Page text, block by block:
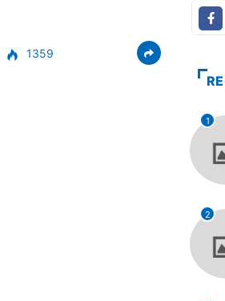
1359
1
2